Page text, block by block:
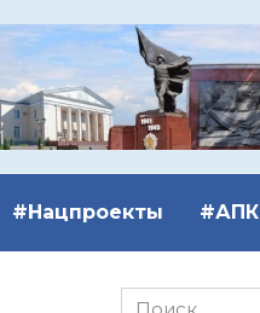
#Нацпроекты #АПК
Search